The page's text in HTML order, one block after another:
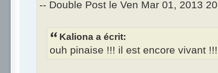
-- Double Post le Ven Mar 01, 2013
Kaliona a écrit:
ouh pinaise !!! il est encore vivant